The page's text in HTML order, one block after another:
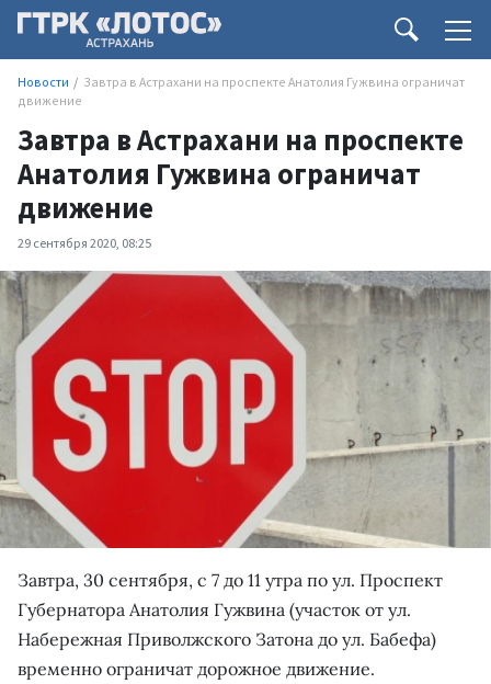
Новости
Завтра в Астрахани на проспекте Анатолия Гужвина ограничат
движение
Завтра в Астрахани на проспекте
Анатолия Гужвина ограничат
движение
29 сентября 2020, 08:25
Завтра, 30 сентября, с 7 до 11 утра по ул. Проспект
Губернатора Анатолия Гужвина (участок от ул.
Набережная Приволжского Затона до ул. Бабефа)
временно ограничат дорожное движение.